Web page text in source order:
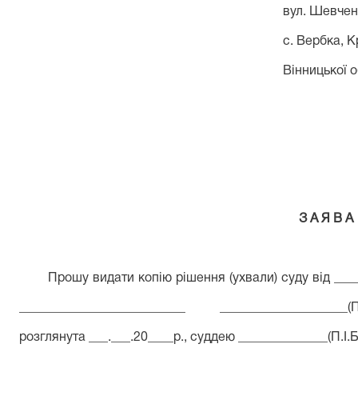
вул.
с. Вербка,
Вінницької
З А Я В А
Прошу видати копію рішення (ухвали) суду від
__________________________
розглянута ___.___.20____р., суддею ______________